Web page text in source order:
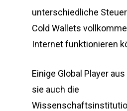
unterschiedliche
Cold Wallets
Internet funktionieren
Einige Global Player
sie auch die